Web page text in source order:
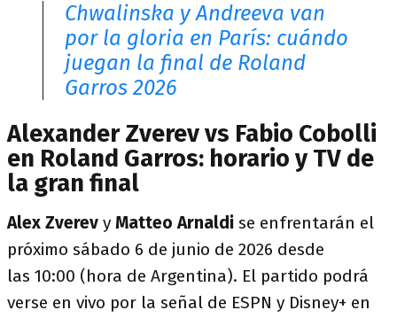
Chwalinska y Andreeva van
por la gloria en París: cuándo
juegan la final de Roland
Garros 2026
Alexander Zverev vs Fabio Cobolli
en Roland Garros: horario y TV de
la gran final
Alex Zverev y Matteo Arnaldi se enfrentarán el
próximo sábado 6 de junio de 2026 desde
las 10:00 (hora de Argentina). El partido podrá
verse en vivo por la señal de ESPN y Disney+ en